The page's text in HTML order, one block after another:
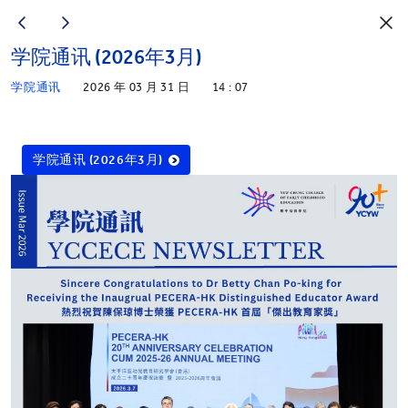
学院通讯 (2026年3月)
学院通讯 2026 年 03 月 31 日 14 : 07
学院通讯 (2026年3月)